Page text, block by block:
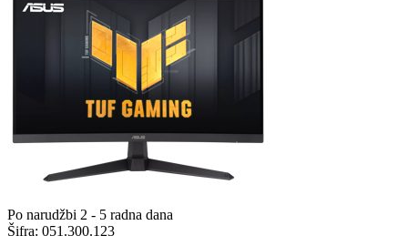
Po narudžbi 2 - 5 radna dana
Šifra: 051.300.123